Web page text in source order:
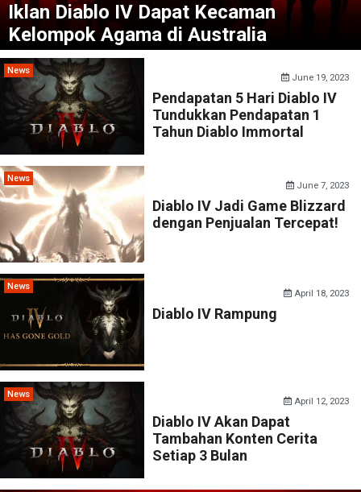
Iklan Diablo IV Dapat Kecaman
Kelompok Agama di Australia
News
June 19, 2023
Pendapatan 5 Hari Diablo IV
Tundukkan Pendapatan 1
Tahun Diablo Immortal
News
June 7, 2023
Diablo IV Jadi Game Blizzard
dengan Penjualan Tercepat!
News
April 18, 2023
Diablo IV Rampung
News
April 12, 2023
Diablo IV Akan Dapat
Tambahan Konten Cerita
Setiap 3 Bulan